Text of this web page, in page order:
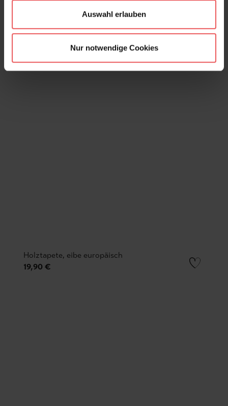
Auswahl erlauben
Nur notwendige Cookies
Holztapete, eibe europäisch
19,90 €